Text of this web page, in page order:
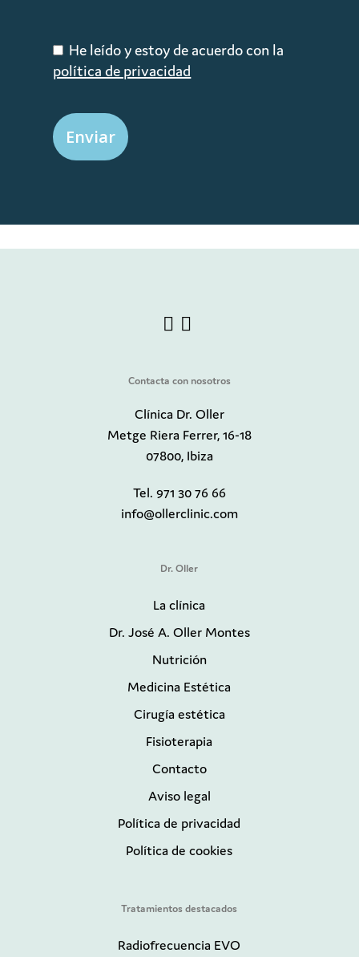
He leído y estoy de acuerdo con la
política de privacidad
Contacta con nosotros
Clínica Dr. Oller
Metge Riera Ferrer, 16-18
07800, Ibiza
Tel. 971 30 76 66
info@ollerclinic.com
Dr. Oller
La clínica
Dr. José A. Oller Montes
Nutrición
Medicina Estética
Cirugía estética
Fisioterapia
Contacto
Aviso legal
Política de privacidad
Política de cookies
Tratamientos destacados
Radiofrecuencia EVO